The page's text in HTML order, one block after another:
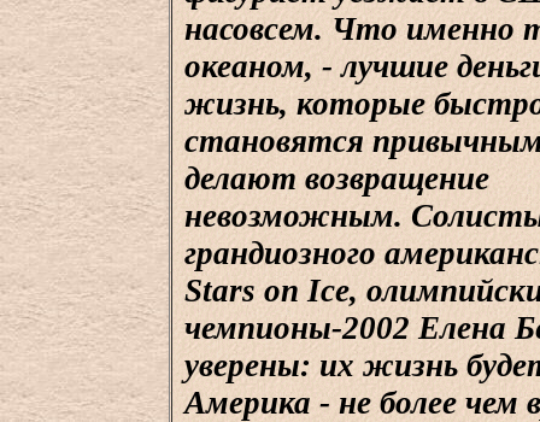
насовсем. Что именно
океаном, - лучшие
жизнь, которые
становятся
делают возвращение
невозможным.
грандиозного
Stars on Ice,
чемпионы-2002 Елена
уверены: их жизнь
Америка - не более чем